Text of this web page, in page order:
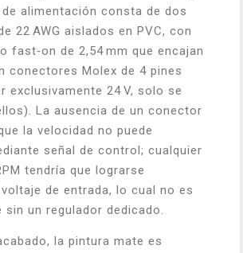
de alimentación consta de dos
22 AWG aislados en PVC, con
fast‑on de 2,54 mm que encajan
conectores Molex de 4 pines
exclusivamente 24 V, solo se
La ausencia de un conector
la velocidad no puede
señal de control; cualquier
tendría que lograrse
de entrada, lo cual no es
sin un regulador dedicado.
la pintura mate es